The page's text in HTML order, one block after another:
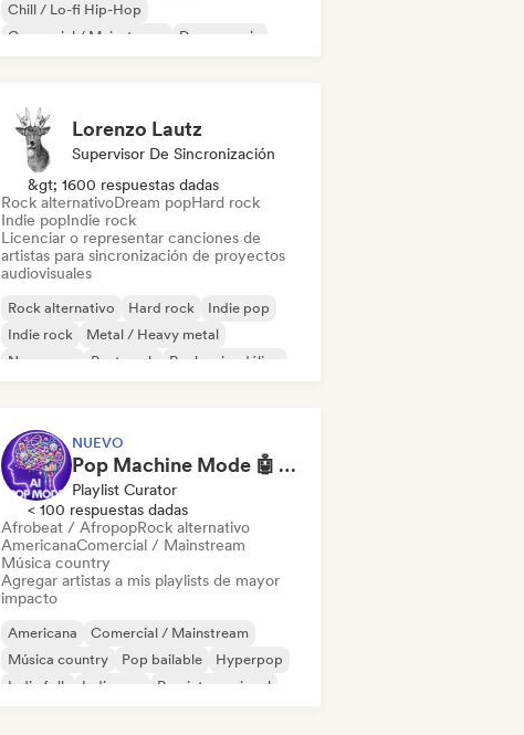
Chill / Lo-fi Hip-Hop
Comercial / Mainstream
Dance music
Lorenzo Lautz
Supervisor De Sincronización
&gt; 1600 respuestas dadas
Rock alternativoDream popHard rock
Indie popIndie rock
Licenciar o representar canciones de
artistas para sincronización de proyectos
audiovisuales
Rock alternativo Hard rock
Indie pop
Indie rock
Metal / Heavy metal
New wave
Post punk Rock psicodélico
NUEVO
Pop Machine Mode 🤖 AI Music, Indie Pop & Dream Pop
Playlist Curator
< 100 respuestas dadas
Afrobeat / AfropopRock alternativo
AmericanaComercial / Mainstream
Música country
Agregar artistas a mis playlists de mayor
impacto
Americana
Comercial / Mainstream
Música country
Pop bailable
Hyperpop
Indie folk
Indie pop Pop internacional